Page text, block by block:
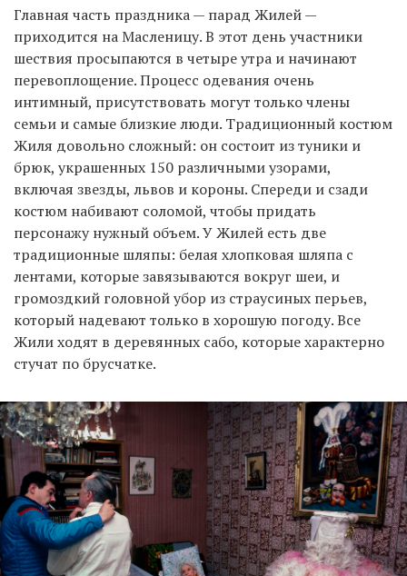
Главная часть праздника — парад Жилей —
приходится на Масленицу. В этот день участники
шествия просыпаются в четыре утра и начинают
перевоплощение. Процесс одевания очень
интимный, присутствовать могут только члены
семьи и самые близкие люди. Традиционный костюм
Жиля довольно сложный: он состоит из туники и
брюк, украшенных 150 различными узорами,
включая звезды, львов и короны. Спереди и сзади
костюм набивают соломой, чтобы придать
персонажу нужный объем. У Жилей есть две
традиционные шляпы: белая хлопковая шляпа с
лентами, которые завязываются вокруг шеи, и
громоздкий головной убор из страусиных перьев,
который надевают только в хорошую погоду. Все
Жили ходят в деревянных сабо, которые характерно
стучат по брусчатке.